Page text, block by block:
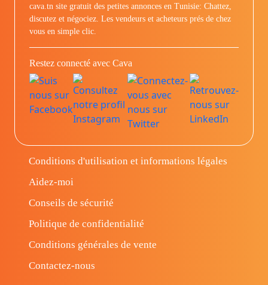
cava.tn site gratuit des petites annonces en Tunisie: Chattez,
discutez et négociez. Les vendeurs et acheteurs prés de chez
vous en simple clic.
Restez connecté avec Cava
Conditions d'utilisation et informations légales
Aidez-moi
Conseils de sécurité
Politique de confidentialité
Conditions générales de vente
Contactez-nous